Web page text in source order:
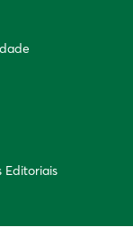
Editoriais